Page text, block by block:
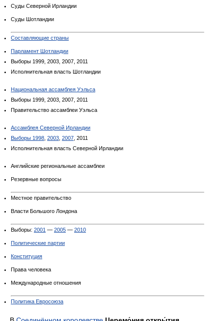
Суды Северной Ирландии
Суды Шотландии
Составляющие страны
Парламент Шотландии
Выборы 1999, 2003, 2007, 2011
Исполнительная власть Шотландии
Национальная ассамблея Уэльса
Выборы 1999, 2003, 2007, 2011
Правительство ассамблеи Уэльса
Ассамблея Северной Ирландии
Выборы 1998 2003 2007 , 2011
Исполнительная власть Северной Ирландии
Английские региональные ассамблеи
Резервные вопросы
Местное правительство
Власти Большого Лондона
Выборы: 2001 — 2005 — 2010
Политические партии
Конституция
Права человека
Международные отношения
Политика Евросоюза